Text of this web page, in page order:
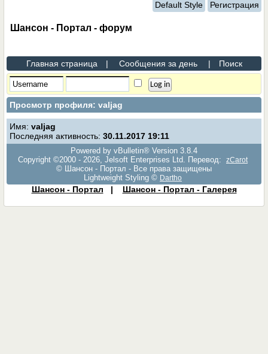
Default Style Регистрация
Шансон - Портал - форум
Главная страница | Сообщения за день | Поиск
Просмотр профиля: valjag
Имя:valjag
Последняя активность: 30.11.2017 19:11
Powered by vBulletin® Version 3.8.4
Copyright ©2000 - 2026, Jelsoft Enterprises Ltd. Перевод:
zCarot
© Шансон - Портал - Все права защищены
Lightweight Styling © Dartho
Шансон - Портал | Шансон - Портал - Галерея